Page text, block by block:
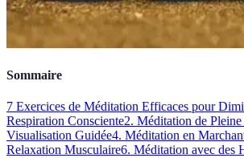
Sommaire
7 Exercices de Méditation Efficaces pour
Respiration Consciente2. Méditation de
Visualisation Guidée4. Méditation en
Relaxation Musculaire6. Méditation avec des